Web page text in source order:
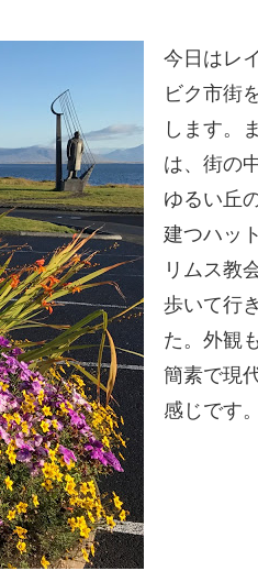
今日はレ
ビク市街
します。
は、街の
ゆるい丘
建つハッ
リムス教
歩いて行
た。外観
簡素で現
感じです。